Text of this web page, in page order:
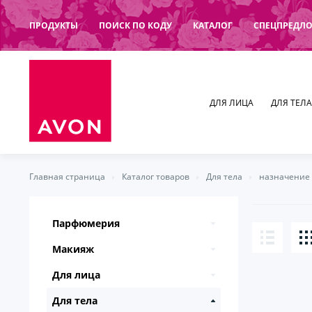
ПРОДУКТЫ ПОИСК ПО КОДУ КАТАЛОГ
ДЛЯ ЛИЦА ДЛЯ ТЕЛА
Главная страница Каталог товаров Для тела назначение
Парфюмерия
Женские ароматы
Акватический
Ванильный
Мужские ароматы
Амбровый
Парфюмерные наборы
Макияж
глаза
Туши
губы
Для лица
Солнцезащитные средства
Для тела